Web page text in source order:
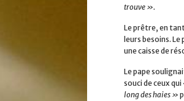
trouve ».
Le prêtre, en
leurs besoins.
une caisse de
Le pape
souci de ceux qui
long des haies »